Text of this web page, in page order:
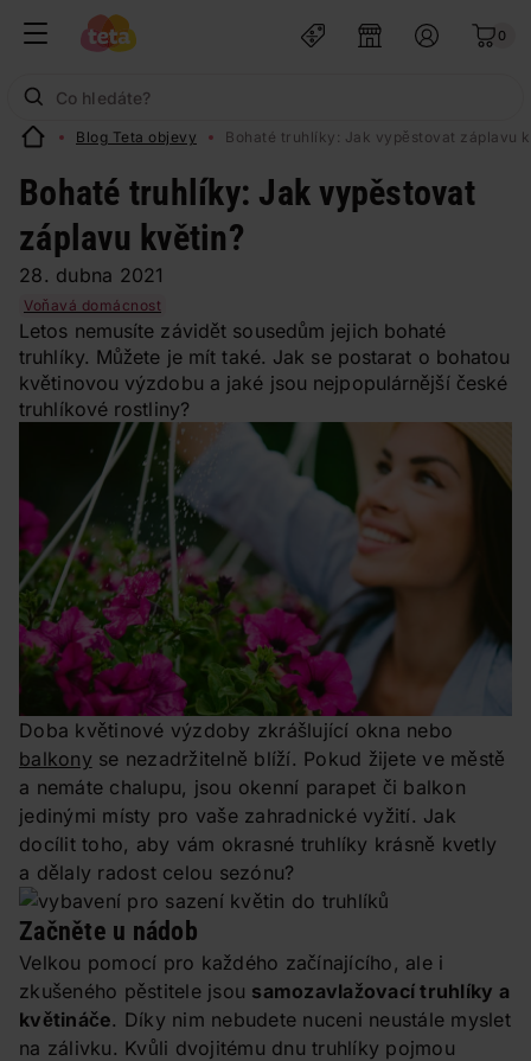
0
Blog Teta objevy Bohaté truhlíky: Jak vypěstovat záplavu
Bohaté truhlíky: Jak vypěstovat
záplavu květin?
28. dubna 2021
Voňavá domácnost
Letos nemusíte závidět sousedům jejich bohaté
truhlíky. Můžete je mít také. Jak se postarat o bohatou
květinovou výzdobu a jaké jsou nejpopulárnější české
truhlíkové rostliny?
Doba květinové výzdoby zkrášlující okna nebo
balkony se nezadržitelně blíží. Pokud žijete ve městě
a nemáte chalupu, jsou okenní parapet či balkon
jedinými místy pro vaše zahradnické vyžití. Jak
docílit toho, aby vám okrasné truhlíky krásně kvetly
a dělaly radost celou sezónu?
Začněte u nádob
Velkou pomocí pro každého začínajícího, ale i
zkušeného pěstitele jsou samozavlažovací truhlíky a
květináče. Díky nim nebudete nuceni neustále myslet
na zálivku. Kvůli dvojitému dnu truhlíky pojmou